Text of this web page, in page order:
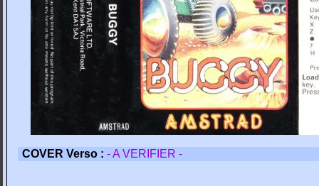
COVER Verso : - A VERIFIER -